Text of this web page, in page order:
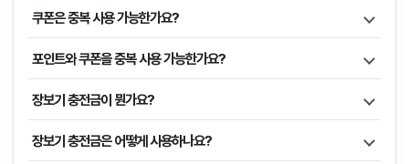
쿠폰은 중복 사용 가능한가요?
포인트와 쿠폰을 중복 사용 가능한가요?
장보기 충전금이 뭔가요?
장보기 충전금은 어떻게 사용하나요?